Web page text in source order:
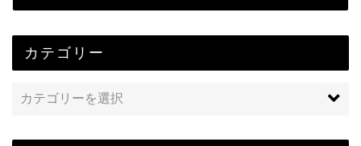
カテゴリー